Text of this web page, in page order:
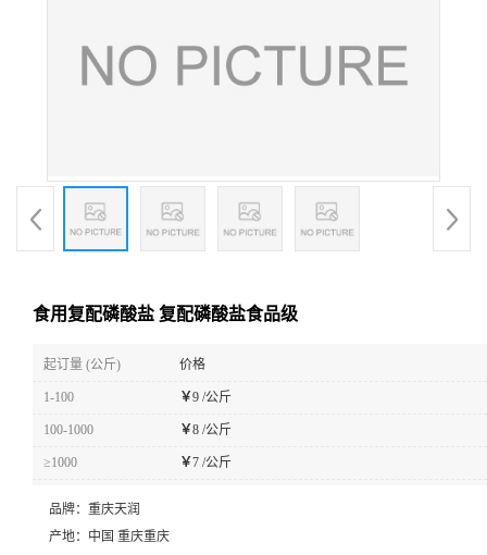
食用复配磷酸盐 复配磷酸盐食品级
起订量 (公斤) 价格
1-100 ￥9 /公斤
100-1000 ￥8 /公斤
≥1000 ￥7 /公斤
品牌： 重庆天润
产地： 中国 重庆重庆